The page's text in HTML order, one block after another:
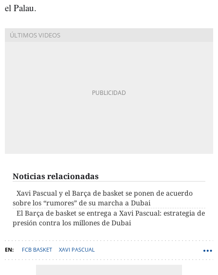
el Palau.
Noticias relacionadas
Xavi Pascual y el Barça de basket se ponen de acuerdo
sobre los “rumores” de su marcha a Dubai
El Barça de basket se entrega a Xavi Pascual: estrategia de
presión contra los millones de Dubai
FCB BASKET XAVI PASCUAL